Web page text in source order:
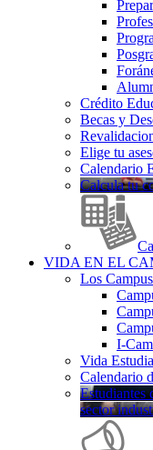
Crédito
Becas y
Elige tu
Calendario
Calcula tu
VIDA EN EL
Los Campus
I-
Vida
Calendario
Estudiantes
sector